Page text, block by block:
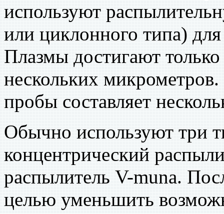
используют
или циклонного типа)
Плазмы достигают
нескольких
пробы составляет
Обычно используют три
концентрический
распылитель V-muna.
целью уменьшить